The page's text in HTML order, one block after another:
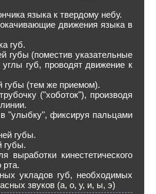
языка к твердому небу.
движения языка в
губ.
губы (поместив указательные
губ, проводят движение к
губы (тем же приемом).
("хоботок"), производя
в "улыбку", фиксируя пальцами
губы.
губы.
выработки кинестетического
рта.
укладов губ, необходимых
звуков (а, о, у, и, ы, э)